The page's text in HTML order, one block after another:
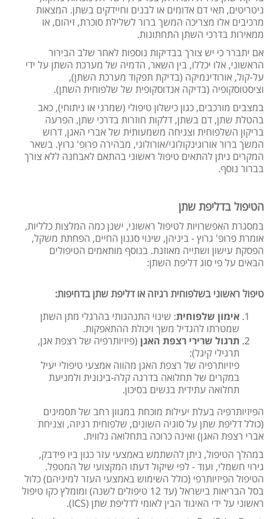
ניטריטים, תאי דם אדומים או לבנים וחיידקים בשתן. המצאות
מרכיבים אלו מצריכה המשך ברור לשלילת סוכרת, זיהום, או
ממאירות בדרכי השתן התחתונות.
אם יתברר כי יש צורך בבדיקות נוספות לאחר שלב הבירור
הראשוני, אלו יכללו, בין השאר, הדמיה של מערכת השתן על ידי
על-קול, אורודינמיקה (בדיקת תפקוד מערכת השתן),
וציסטוסקופיה (בדיקה אנדוסקופית של שלפוחית השתן).
במצבים מורכבים, כגון כישלון טיפולי (שמרני או ניתוחי), כאב
בהטלת שתן, דם בשתן, דלקות חוזרות בדרכי שתן, הפרעה
בריקון השלפוחית וצניחה משמעותית של אברי האגן, דרוש
המשך ברור אורוגינקולוגי/אורולוגי, מבהירה פרופ' גרוץ. בשאר
המקרים ניתן להתאים טיפול ראשוני בהתאם לאבחנה ללא צורך
בברור נוסף.
הטיפול בדליפת שתן
במסגרת האפשרויות לטיפול ראשוני, ישנן כמה המלצות כלליות,
אומרת פרופ' גרוץ - ביניהן, שינוי סגנון החיים, הפחתת משקל,
הפסקת עישון ושתייה מאוזנת. בנוסף מותאמים הטיפולים
הבאים על פי סוג דליפת השתן:
טיפול ראשוני בשלפוחית רגיזה או דליפת שתן בדחיפות:
אימון שלפוחית: שינוי התנהגותי בהרגלי מתן השתן
שמטרתו להגדיל משך ויכולת ההתאפקות.
תרגול שרירי רצפת האגן (פיזיותרפיה של רצפת אגן,
תרגילי קיגל):
פיזיותרפיה של רצפת האגן מהווה אמצעי טיפולי יעיל
במקרים של תחלואה בדרגה קלה-בינונית ולמניעת
תחלואה עתידית בנשים בסיכון.
הפיזיותרפיה בעלת יעילות מוכחת במגוון רחב של תסמינים
(כולל דליפת שתן על סוגיה השונים, שלפוחית רגיזה, וצניחת
אברי רצפת האגן) ואינה כרוכה בתחלואה נלווית.
במהלך הטיפול, ניתן להשתמש באמצעי עזר כגון ביו פידבק,
גירוי חשמלי, ועוד - לפי שיקול דעתו המקצועי של המטפל.
הטיפול הפיזיותרפי (כולל השימוש באמצעי העזר למיניהם) כלול
בסל הבריאות בישראל (עד 12 טיפולים לשנה) ומומלץ כקו טיפול
ראשוני על ידי האיגוד הבין לאומי לדליפת שתן (ICS).